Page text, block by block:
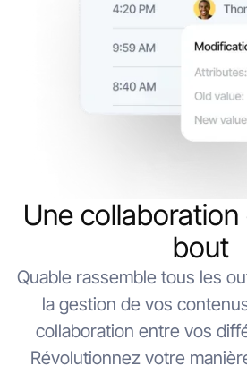
Une
bout
Quable rassemble tous les
la gestion de vos
collaboration entre vos
Révolutionnez votre